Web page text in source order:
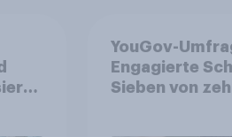
YouGov-
Engagierte
Sieben von